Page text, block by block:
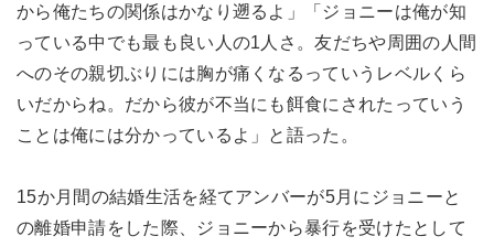
から俺たちの関係はかなり遡るよ」「ジョニーは俺が知
っている中でも最も良い人の1人さ。友だちや周囲の人間
へのその親切ぶりには胸が痛くなるっていうレベルくら
いだからね。だから彼が不当にも餌食にされたっていう
ことは俺には分かっているよ」と語った。
15か月間の結婚生活を経てアンバーが5月にジョニーと
の離婚申請をした際、ジョニーから暴行を受けたとして